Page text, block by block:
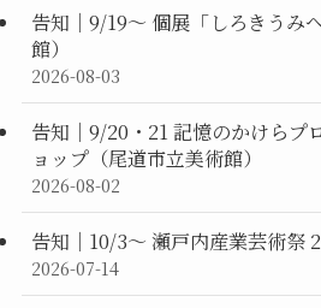
告知｜9/19〜 個展「しろきうみ
館）
2026-08-03
告知｜9/20・21 記憶のかけらプ
ョップ（尾道市立美術館）
2026-08-02
告知｜10/3〜 瀬戸内産業芸術祭
2026-07-14